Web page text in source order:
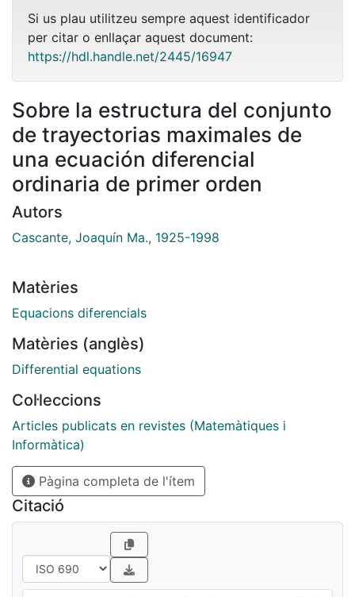
Si us plau utilitzeu sempre aquest identificador
per citar o enllaçar aquest document:
https://hdl.handle.net/2445/16947
Sobre la estructura del conjunto
de trayectorias maximales de
una ecuación diferencial
ordinaria de primer orden
Autors
Cascante, Joaquín Ma., 1925-1998
Matèries
Equacions diferencials
Matèries (anglès)
Differential equations
Col·leccions
Articles publicats en revistes (Matemàtiques i
Informàtica)
Pàgina completa de l'ítem
Citació